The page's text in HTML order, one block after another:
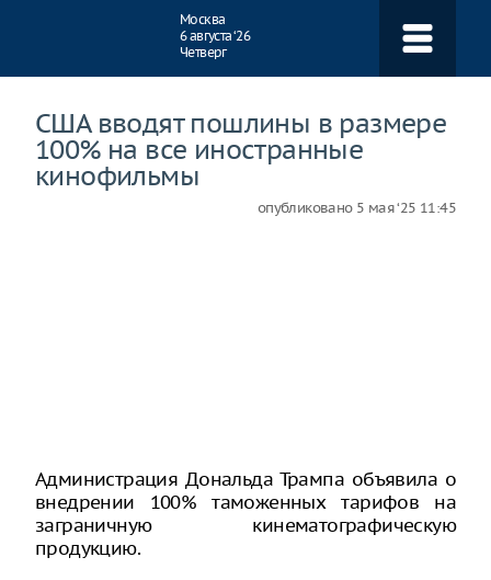
Москва
6 августа ‘26
Четверг
США вводят пошлины в размере
100% на все иностранные
кинофильмы
опубликовано 5 мая ‘25 11:45
Администрация Дональда Трампа объявила о
внедрении 100% таможенных тарифов на
заграничную кинематографическую
продукцию.